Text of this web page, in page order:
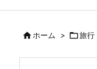
ホーム > 旅行